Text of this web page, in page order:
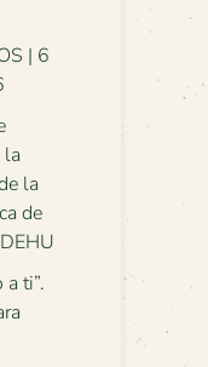
| 6
la
la
de
a ti”.